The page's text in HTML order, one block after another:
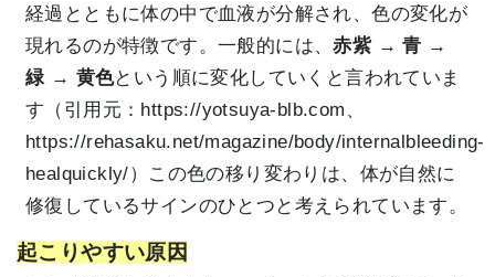
経過とともに体の中で血液が分解され、色の変化が
現れるのが特徴です。一般的には、赤紫 → 青 →
緑 → 黄色という順に変化していくと言われていま
す（引用元： https://yotsuya-blb.com、
https://rehasaku.net/magazine/body/internalbleeding-
healquickly/）この色の移り変わりは、体が自然に
修復しているサインのひとつと考えられています。
起こりやすい原因